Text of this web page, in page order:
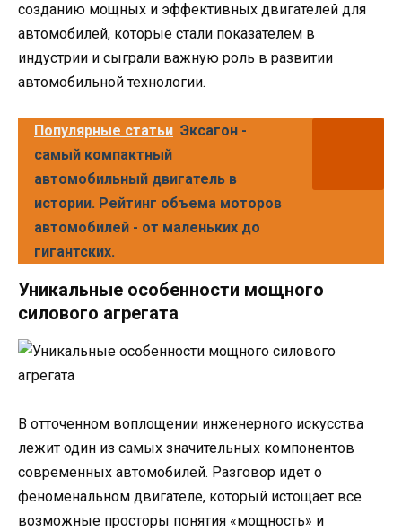
созданию мощных и эффективных двигателей для
автомобилей, которые стали показателем в
индустрии и сыграли важную роль в развитии
автомобильной технологии.
Популярные статьи Эксагон -
самый компактный
автомобильный двигатель в
истории. Рейтинг объема моторов
автомобилей - от маленьких до
гигантских.
Уникальные особенности мощного
силового агрегата
В отточенном воплощении инженерного искусства
лежит один из самых значительных компонентов
современных автомобилей. Разговор идет о
феноменальном двигателе, который истощает все
возможные просторы понятия «мощность» и